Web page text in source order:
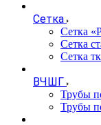
Сетка
Сетка
Сетка
Сетка
ВЧШГ
Трубы
Трубы